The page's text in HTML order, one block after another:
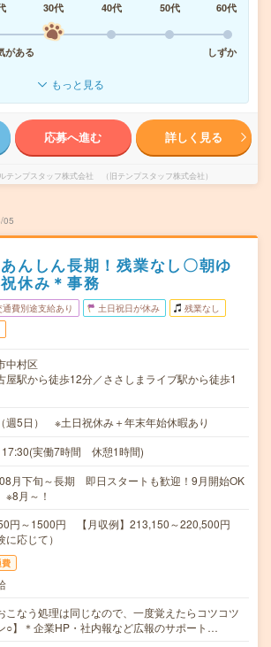
30代 40代 50代
60代
がある
しずか
もっと見る
応募へ進む 詳しく見る
テンプスタッフ株式会社 （旧テンプスタッフ株式会社）
05
あんしん長期！残業なし〇朝ゆ
休み＊事務
通費別途支給あり 土日祝日が休み 残業なし
中村区
屋駅から徒歩12分／ささしまライブ駅から徒歩1
週5日） ※土日祝休み＋年末年始休暇あり
実働7時間 休憩1時間)
月下旬～長期 即日スタートも歓迎！9月開始OK
月～！
円～1500円 【月収例】213,150～220,500円
に応じて）
こなう処理は同じなので、一度覚えたらコツコツ
○】＊企業HP・社内報など広報のサポート…